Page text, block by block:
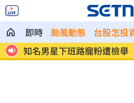
即時 颱風動態 台股怎投
中
知名男星下班路寵粉遭檢
談